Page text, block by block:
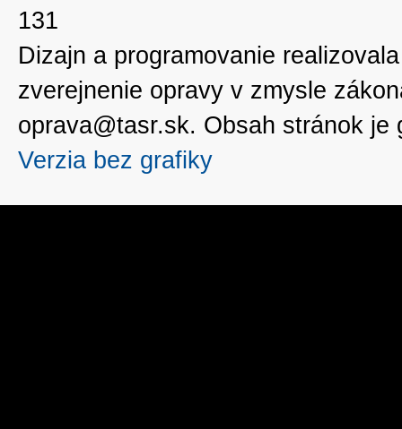
131
Dizajn a programovanie
zverejnenie opravy v zmysle
oprava@tasr.sk. Obsah stránok
Verzia bez grafiky